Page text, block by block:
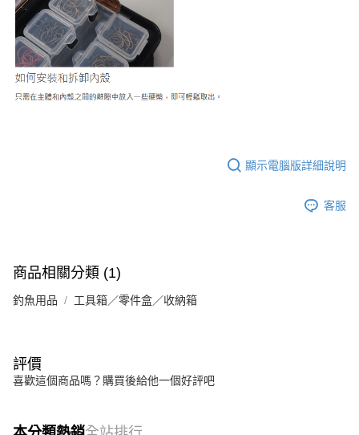
顯示電腦版詳細說明
客服
商品相關分類 (1)
釣魚用品 工具箱／零件盒／收納箱
評價
喜歡這個商品嗎？購買後給他一個好評吧